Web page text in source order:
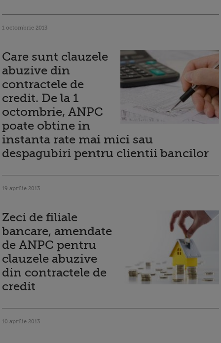
1 octombrie 2013
Care sunt clauzele
abuzive din
contractele de
credit. De la 1
octombrie, ANPC
poate obtine in
instanta rate mai mici sau
despagubiri pentru clientii bancilor
19 aprilie 2013
Zeci de filiale
bancare, amendate
de ANPC pentru
clauzele abuzive
din contractele de
credit
10 aprilie 2013